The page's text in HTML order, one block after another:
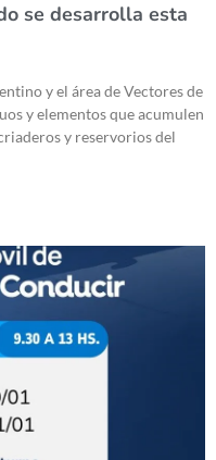
se desarrolla esta
y el área de Vectores de
y elementos que acumulen
y reservorios del